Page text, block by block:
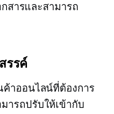
กสารและสามารถ
รรค์
ค้าออนไลน์ที่ต้องการ
ารถปรับให้เข้ากับ